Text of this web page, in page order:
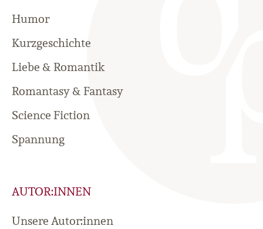
Humor
Kurzgeschichte
Liebe & Romantik
Romantasy & Fantasy
Science Fiction
Spannung
AUTOR:INNEN
Unsere Autor:innen